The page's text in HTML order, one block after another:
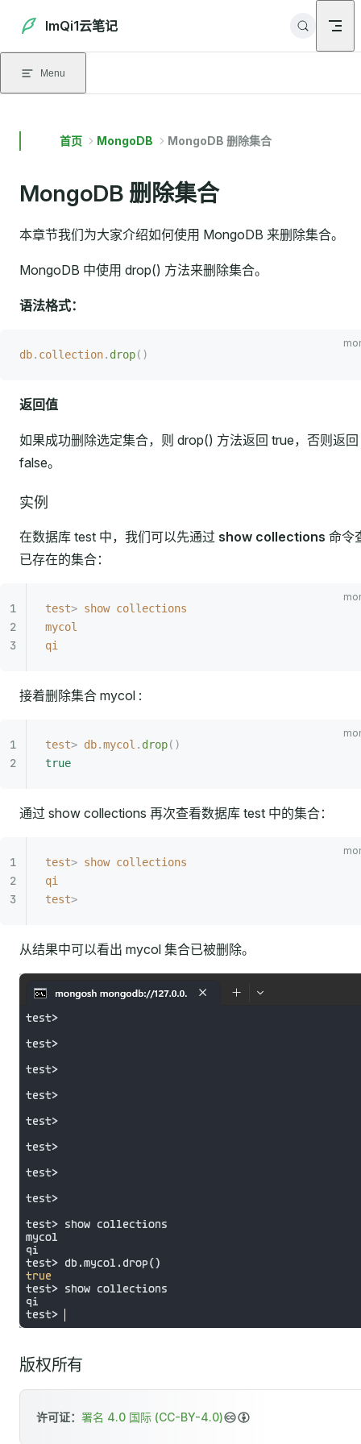
Skip to content
ImQi1云笔记
Menu
首页 MongoDB MongoDB 删除集合
MongoDB 删除集合
本章节我们为大家介绍如何使用 MongoDB 来删除集合。
MongoDB 中使用 drop() 方法来删除集合。
语法格式：
db. collection. drop()
返回值
如果成功删除选定集合，则 drop() 方法返回 true，否则返回
false。
实例
在数据库 test 中，我们可以先通过 show collections 命令
已存在的集合：
test> show collections
mycol
qi
接着删除集合 mycol :
test> db.mycol . drop()
true
通过 show collections 再次查看数据库 test 中的集合：
test> show collections
qi
test>
从结果中可以看出 mycol 集合已被删除。
版权所有
许可证： 署名 4.0 国际 (CC-BY-4.0)